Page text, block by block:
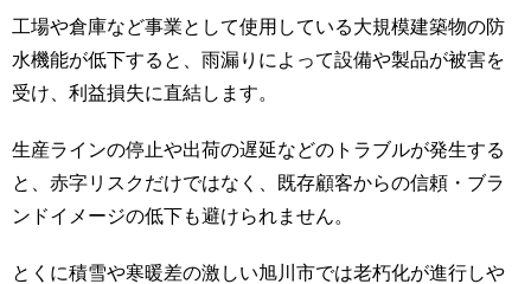
工場や倉庫など事業として使用している大規模建築物の防
水機能が低下すると、雨漏りによって設備や製品が被害を
受け、利益損失に直結します。
生産ラインの停止や出荷の遅延などのトラブルが発生する
と、赤字リスクだけではなく、既存顧客からの信頼・ブラ
ンドイメージの低下も避けられません。
とくに積雪や寒暖差の激しい旭川市では老朽化が進行しや